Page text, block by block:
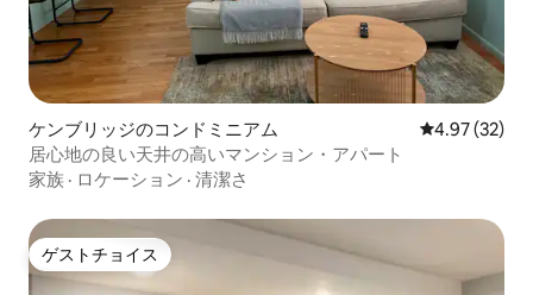
ケンブリッジのコンドミニアム レビュー32
4.97 (32)
居心地の良い天井の高いマンション・アパート
家族 · ロケーション · 清潔さ
ゲストチョイス
ゲストチョイス